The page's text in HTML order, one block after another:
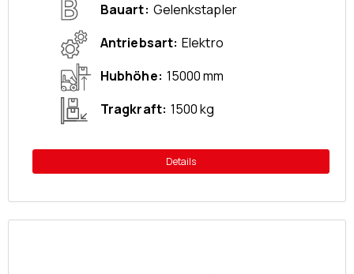
Bauart Gelenkstapler
Antriebsart Elektro
Hubhöhe 15000 mm
Tragkraft 1500 kg
Details